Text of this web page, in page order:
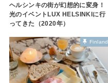
ヘルシンキの街が幻想的に変身！
光のイベントLUX HELSINKIに行
ってきた（2020年）
Finland